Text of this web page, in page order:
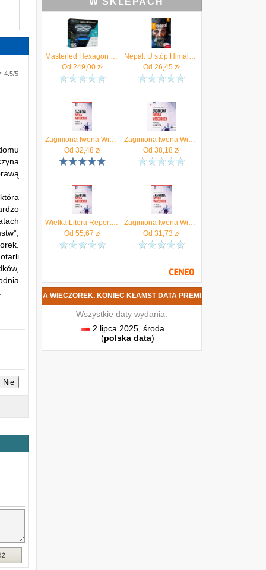
4.5/5
Nie
Masterled Hexagon Plafon Zintegrowane Źródło LED Czarny 192W Biały Zimny (5904703024569)
Od 249,00 zł
Nepal. U stóp Himalajów. Wydanie 1
Od 26,45zł
Zaginiona Iwona Wieczorek. Koniec kłamst
Od 32,48zł
Zaginiona Iwona Wieczorek. Koniec kłamstw (audiobook)
Od 38,18zł
Wielka Litera Reportaż Zaginiona Iwona Wieczorek Koniec Kłamstw Marta Bilska, Mikołaj Podolski 206x140 mm ISBN 9788383602431 (708914)
Od 55,67 zł
Zaginiona Iwona Wieczorek. Koniec kłamstw
Od 31,73 zł
WIECZOREK. KONIEC KŁAMST DATA PREMIERY
Wszystkie daty wydania:
2 lipca 2025, środa
(polska data)